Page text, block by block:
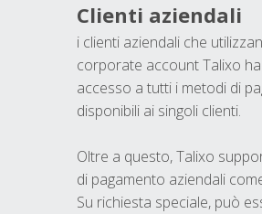
Clienti aziendali
i clienti aziendali che
corporate account Talixo
accesso a tutti i metodi di
disponibili ai singoli clienti.
Oltre a questo, Talixo
di pagamento aziendali
Su richiesta speciale, può